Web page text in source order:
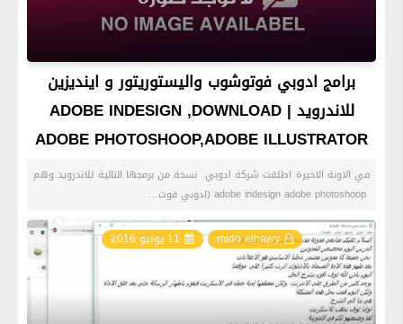
برامج ادوبي فوتوشوب واليستوريتور و اينديزين
للاندرويد | ADOBE INDESIGN ,DOWNLOAD
ADOBE PHOTOSHOOP,ADOBE ILLUSTRATOR
في الاونة الاخيرة اطلقت شركة ادوبي نسخة من برمجها التالية للاندرويد وهم
mido elhawy 11 يونيو 2016